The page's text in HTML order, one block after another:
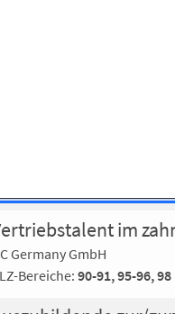
Germany GmbH
Bereiche: 90-91, 95-96, 98